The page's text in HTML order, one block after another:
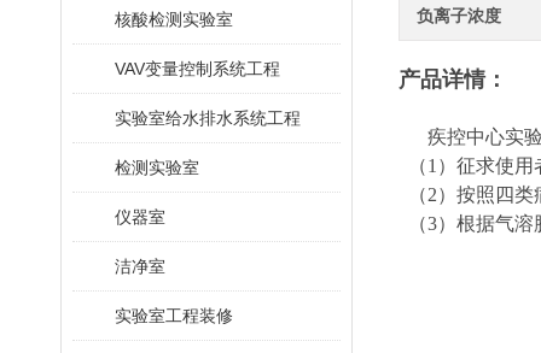
核酸检测实验室
VAV变量控制系统工程
实验室给水排水系统工程
检测实验室
仪器室
洁净室
实验室工程装修
负离子浓度
产品详情：
疾控中心实验
（1）征求使
（2）按照四
（3）根据气